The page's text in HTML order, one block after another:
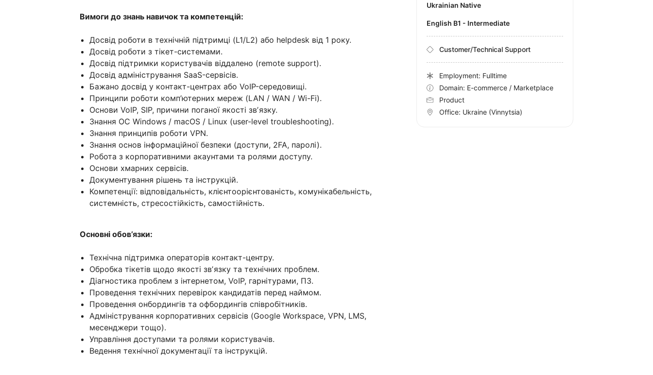
Вимоги до знань навичок та компетенцій:
Досвід роботи в технічній підтримці (L1/L2) або helpdesk від 1 року.
Досвід роботи з тікет-системами.
Досвід підтримки користувачів віддалено (remote support).
Досвід адміністрування SaaS-сервісів.
Бажано досвід у контакт-центрах або VoIP-середовищі.
Принципи роботи комп’ютерних мереж (LAN / WAN / Wi-Fi).
Основи VoIP, SIP, причини поганої якості звʼязку.
Знання ОС Windows / macOS / Linux (user-level troubleshooting).
Знання принципів роботи VPN.
Знання основ інформаційної безпеки (доступи, 2FA, паролі).
Робота з корпоративними акаунтами та ролями доступу.
Основи хмарних сервісів.
Документування рішень та інструкцій.
Компетенції: відповідальність, клієнтоорієнтованість, комунікабельність,
системність, стресостійкість, самостійність.
Основні обов’язки:
Технічна підтримка операторів контакт-центру.
Обробка тікетів щодо якості звʼязку та технічних проблем.
Діагностика проблем з інтернетом, VoIP, гарнітурами, ПЗ.
Проведення технічних перевірок кандидатів перед наймом.
Проведення онбордингів та офбордингів співробітників.
Адміністрування корпоративних сервісів (Google Workspace, VPN, LMS,
месенджери тощо).
Управління доступами та ролями користувачів.
Ведення технічної документації та інструкцій.
Ukrainian Native
English B1 - Intermediate
Customer/Technical Support
Employment: Fulltime
Domain: E-commerce / Marketplace
Product
Office: Ukraine (Vinnytsia)